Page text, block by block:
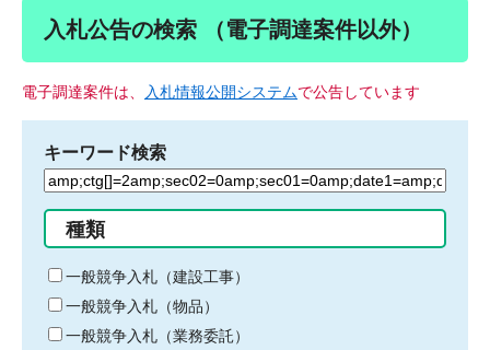
入札公告の検索 （電子調達案件以外）
電子調達案件は、 入札情報公開システムで公告しています
キーワード検索
検
る
キ
ー
ワ
ー
種類
一般競争入札（建設工事）
一般競争入札（物品）
一般競争入札（業務委託）